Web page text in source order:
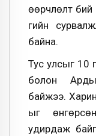
өөрчлөлт
гийн
байна.
Тус улсыг 10
болон
байжээ.
ыг
удирдаж